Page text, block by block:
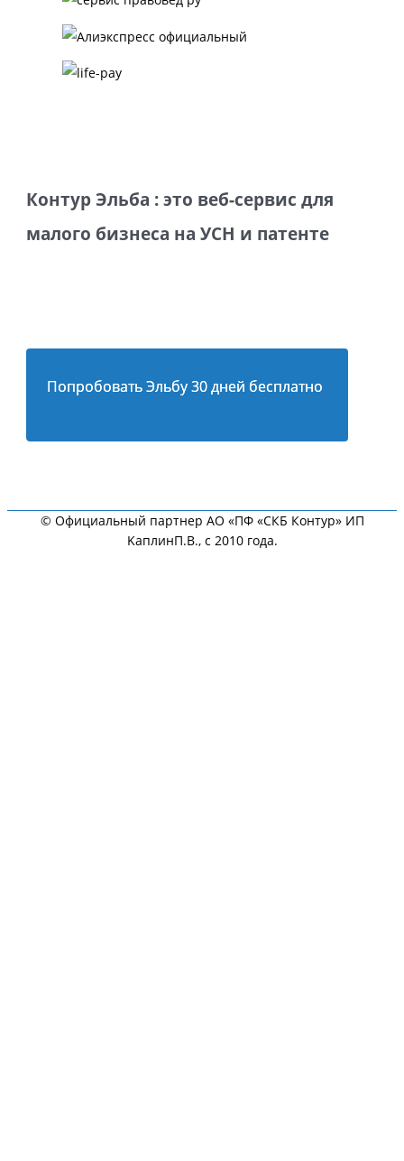
Контур Эльба : это веб-сервис для
малого бизнеса на УСН и патенте
Попробовать Эльбу 30 дней бесплатно
© Официальный партнер АО «ПФ «СКБ Контур» ИП
KaплинП.В., с 2010 года.